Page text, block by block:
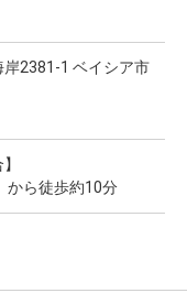
2381-1 ベイシア市
から徒歩約10分